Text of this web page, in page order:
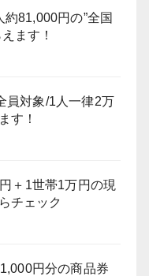
約81,000円の”全国
ます！
員対象/1人一律2万
す！
＋1世帯1万円の現
チェック
円分の商品券